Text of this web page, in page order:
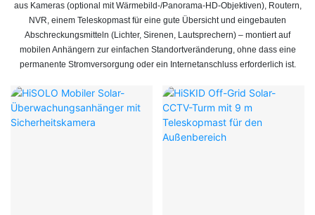
aus Kameras (optional mit Wärmebild-/Panorama-HD-Objektiven), Routern,
NVR, einem Teleskopmast für eine gute Übersicht und eingebauten
Abschreckungsmitteln (Lichter, Sirenen, Lautsprechern) – montiert auf
mobilen Anhängern zur einfachen Standortveränderung, ohne dass eine
permanente Stromversorgung oder ein Internetanschluss erforderlich ist.